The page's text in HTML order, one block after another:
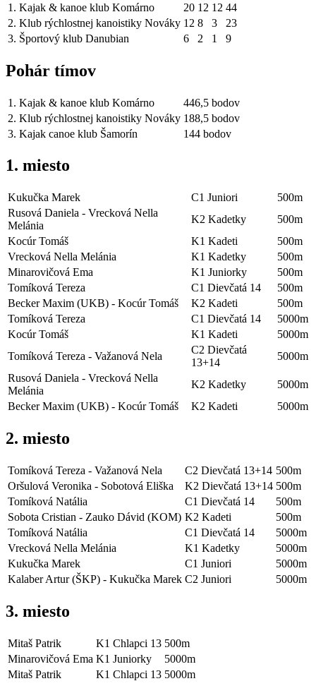
1. Kajak & kanoe klub Komárno 20 12 12 44
2. Klub rýchlostnej kanoistiky Nováky 12 8 3
23
3. Športový klub Danubian 6 2 1 9
Pohár tímov
1. Kajak & kanoe klub Komárno
446,5 bodov
2. Klub rýchlostnej kanoistiky Nováky 188,5 bodov
3. Kajak canoe klub Šamorín 144 bodov
1. miesto
Kukučka Marek C1 Juniori
500m
Rusová Daniela - Vrecková Nella
Melánia
K2 Kadetky
500m
Kocúr Tomáš
K1 Kadeti
500m
Vrecková Nella Melánia
K1 Kadetky
500m
Minarovičová Ema
K1 Juniorky
500m
Tomíková Tereza
C1 Dievčatá 14
500m
Becker Maxim (UKB) - Kocúr Tomáš
K2 Kadeti
500m
Tomíková Tereza
C1 Dievčatá 14
5000m
Kocúr Tomáš
K1 Kadeti
5000m
Tomíková Tereza - Važanová Nela
C2 Dievčatá
13+14
5000m
Rusová Daniela - Vrecková Nella
Melánia
K2 Kadetky
5000m
Becker Maxim (UKB) - Kocúr Tomáš
K2 Kadeti 5000m
2. miesto
Tomíková Tereza - Važanová Nela C2 Dievčatá 13+14 500m
Oršulová Veronika - Sobotová Eliška
K2 Dievčatá 13+14 500m
Tomíková Natália
C1 Dievčatá 14
500m
Sobota Cristian - Zauko Dávid (KOM) K2 Kadeti
500m
Tomíková Natália
C1 Dievčatá 14
5000m
Vrecková Nella Melánia
K1 Kadetky
5000m
Kukučka Marek
C1 Juniori
5000m
Kalaber Artur (ŠKP) - Kukučka Marek C2 Juniori 5000m
3. miesto
Mitaš Patrik K1 Chlapci 13 500m
Minarovičová Ema K1 Juniorky
5000m
Mitaš Patrik
K1 Chlapci 13 5000m